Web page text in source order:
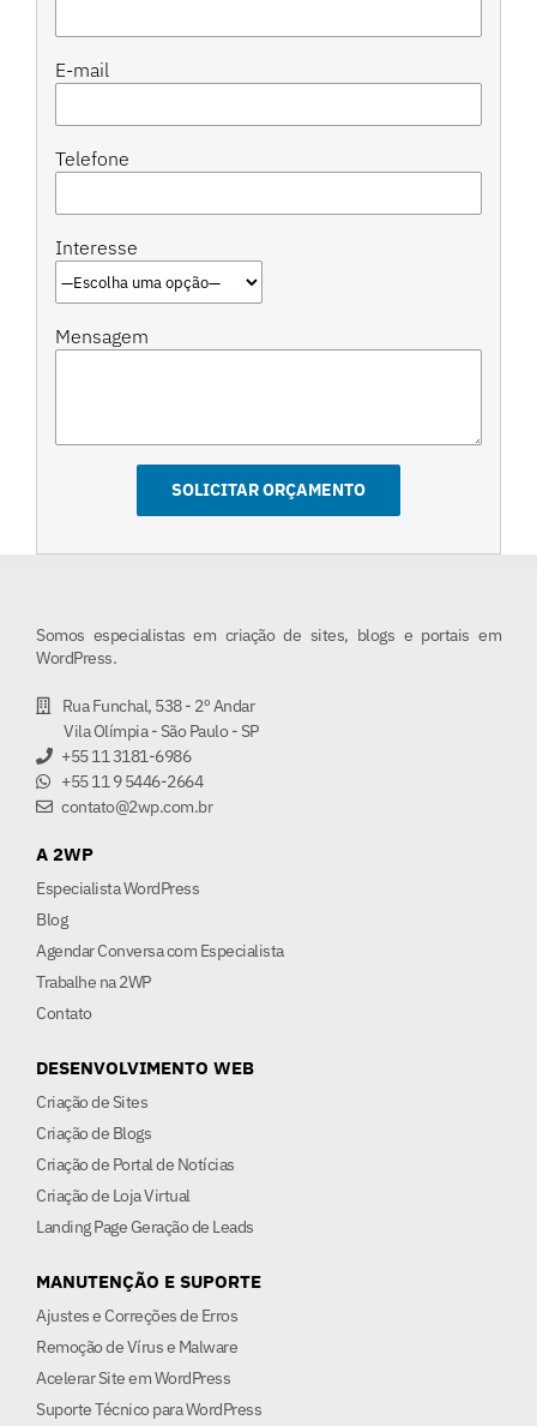
E-mail
Telefone
Interesse
Mensagem
Somos especialistas em criação de sites, blogs e portais em
WordPress.
Rua Funchal, 538 - 2º Andar
Vila Olímpia - São Paulo - SP
+55 11 3181-6986
+55 11 9 5446-2664
contato@2wp.com.br
A 2WP
Especialista WordPress
Blog
Agendar Conversa com Especialista
Trabalhe na 2WP
Contato
DESENVOLVIMENTO WEB
Criação de Sites
Criação de Blogs
Criação de Portal de Notícias
Criação de Loja Virtual
Landing Page Geração de Leads
MANUTENÇÃO E SUPORTE
Ajustes e Correções de Erros
Remoção de Vírus e Malware
Acelerar Site em WordPress
Suporte Técnico para WordPress